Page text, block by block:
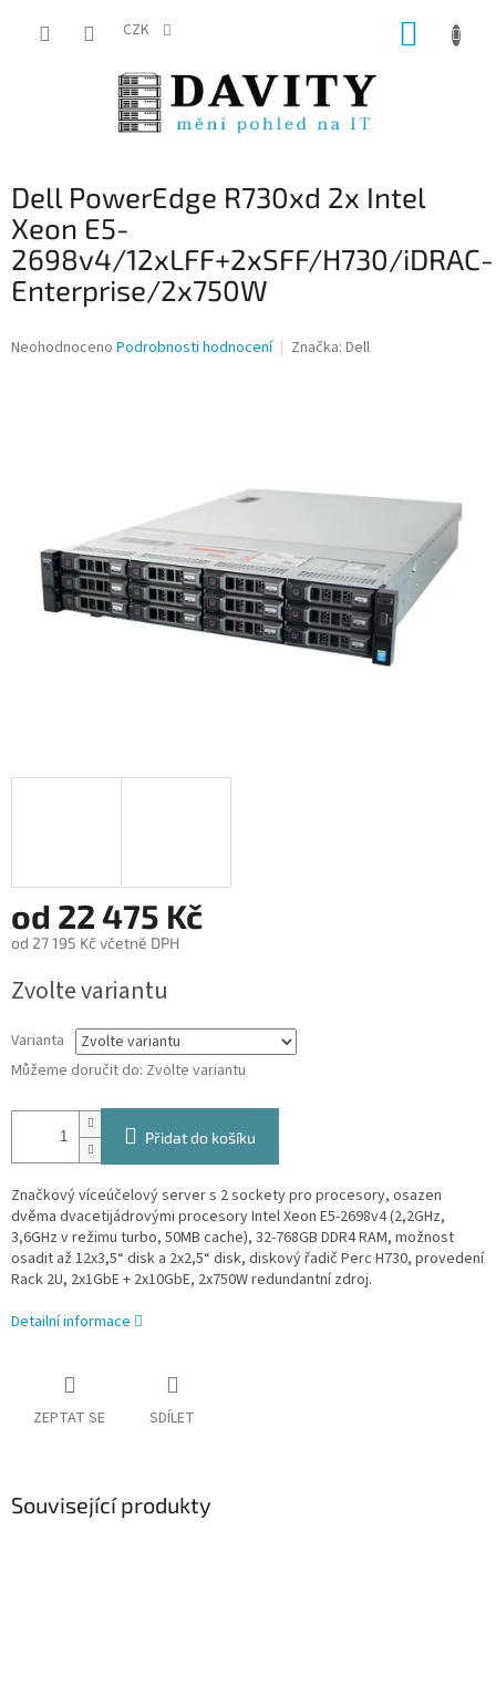
CZK
Dell PowerEdge R730xd 2x Intel
Xeon E5-
2698v4/12xLFF+2xSFF/H730/iDRAC-
Enterprise/2x750W
Průměrné
Neohodnoceno Podrobnosti hodnocení Značka: Dell
od 22 475 Kč
od 27 195 Kč včetně DPH
cena:
Zvolte variantu
Varianta
Můžeme doručit do: Zvolte variantu
Přidat do košíku
Značkový víceúčelový server s 2 sockety pro procesory, osazen
dvěma dvacetijádrovými procesory Intel Xeon E5-2698v4 (2,2GHz,
3,6GHz v režimu turbo, 50MB cache), 32-768GB DDR4 RAM, možnost
osadit až 12x3,5“ disk a 2x2,5“ disk, diskový řadič Perc H730, provedení
Rack 2U, 2x1GbE + 2x10GbE, 2x750W redundantní zdroj.
Detailní informace
ZEPTAT SE SDÍLET
Související produkty